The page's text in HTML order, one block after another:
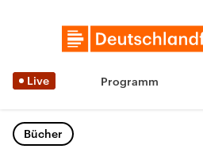
Live Programm
Bücher